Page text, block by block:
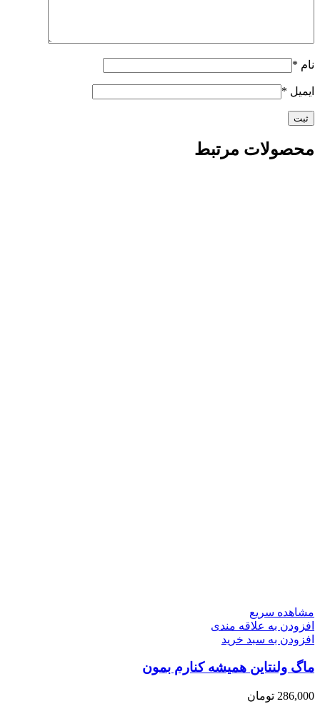
نام *
ایمیل *
محصولات مرتبط
مشاهده سریع
افزودن به علاقه مندی
افزودن به سبد خرید
ماگ ولنتاین همیشه کنارم بمون
286,000 تومان